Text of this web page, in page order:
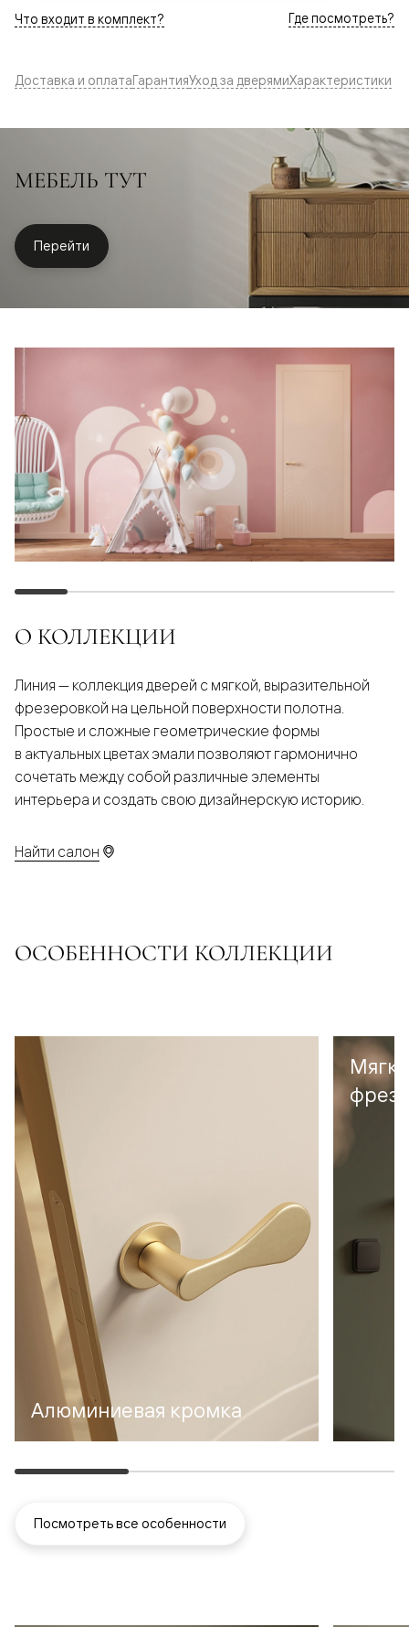
Что входит в комплект? Где посмотреть?
Доставка и оплатаГарантияУход за дверямиХарактеристики
МЕБЕЛЬ ТУТ
Перейти
О КОЛЛЕКЦИИ
Линия — коллекция дверей с мягкой, выразительной
фрезеровкой на цельной поверхности полотна.
Простые и сложные геометрические формы
в актуальных цветах эмали позволяют гармонично
сочетать между собой различные элементы
интерьера и создать свою дизайнерскую историю.
Найти салон
ОСОБЕННОСТИ КОЛЛЕКЦИИ
Алюминиевая кромка
Посмотреть все особенности